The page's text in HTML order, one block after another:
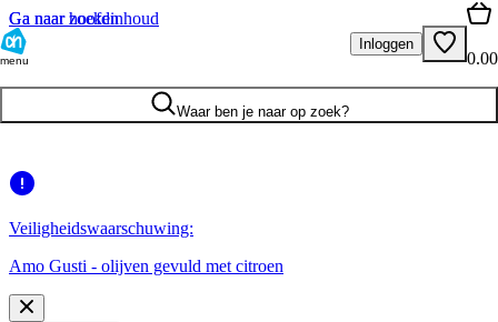
Ga naar hoofdinhoud
Ga naar zoeken
menu
Inloggen
0.00
Waar ben je naar op zoek?
Veiligheidswaarschuwing:
Amo Gusti - olijven gevuld met citroen